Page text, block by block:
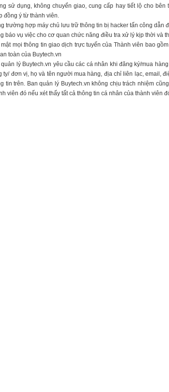
sử dụng, không chuyển giao, cung cấp hay tiết lộ cho
đồng ý từ thành viên.
trường hợp máy chủ lưu trữ thông tin bị hacker tấn công dẫn
báo vụ việc cho cơ quan chức năng điều tra xử lý kịp thời và
mật mọi thông tin giao dịch trực tuyến của Thành viên bao
toàn của Buytech.vn
quản lý Buytech.vn yêu cầu các cá nhân khi đăng ký/mua
ty/ đơn vị, họ và tên người mua hàng, địa chỉ liên lạc, email,
tin trên. Ban quản lý Buytech.vn không chịu trách nhiệm
viên đó nếu xét thấy tất cả thông tin cá nhân của thành viên